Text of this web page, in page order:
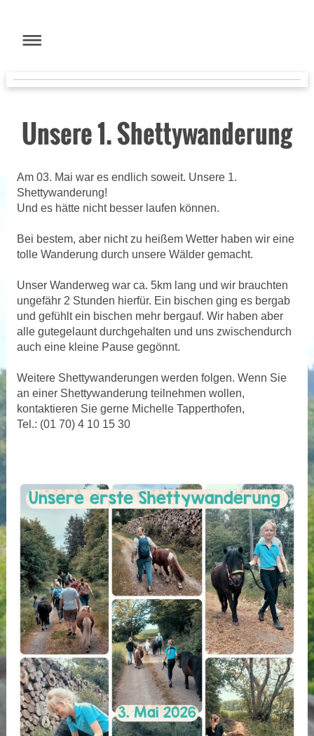
Unsere 1. Shettywanderung
Am 03. Mai war es endlich soweit. Unsere 1.
Shettywanderung!
Und es hätte nicht besser laufen können.
Bei bestem, aber nicht zu heißem Wetter haben wir eine
tolle Wanderung durch unsere Wälder gemacht.
Unser Wanderweg war ca. 5km lang und wir brauchten
ungefähr 2 Stunden hierfür. Ein bischen ging es bergab
und gefühlt ein bischen mehr bergauf. Wir haben aber
alle gutegelaunt durchgehalten und uns zwischendurch
auch eine kleine Pause gegönnt.
Weitere Shettywanderungen werden folgen. Wenn Sie
an einer Shettywanderung teilnehmen wollen,
kontaktieren Sie gerne Michelle Tapperthofen,
Tel.: (01 70) 4 10 15 30